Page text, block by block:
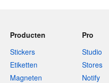
Producten
Stickers
Etiketten
Magneten
Pro
Studio
Stores
Notify